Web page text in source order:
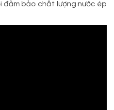
đảm bảo chất lượng nước ép